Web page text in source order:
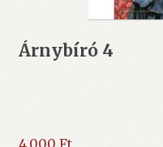
Árnybíró 4
4.000 Ft